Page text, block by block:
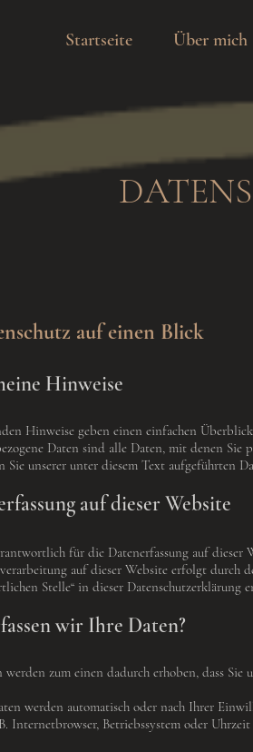
Startseite Über mich
auf einen Blick
Hinweise
Hinweise geben einen einfachen
Daten sind alle Daten, mit denen
Sie unserer unter diesem Text aufgeführten
auf dieser Website
für die Datenerfassung auf dieser
auf dieser Website erfolgt durch
Stelle“ in dieser Datenschutzerklärung
wir Ihre Daten?
werden zum einen dadurch erhoben, dass
werden automatisch oder nach Ihrer
Internetbrowser, Betriebssystem oder